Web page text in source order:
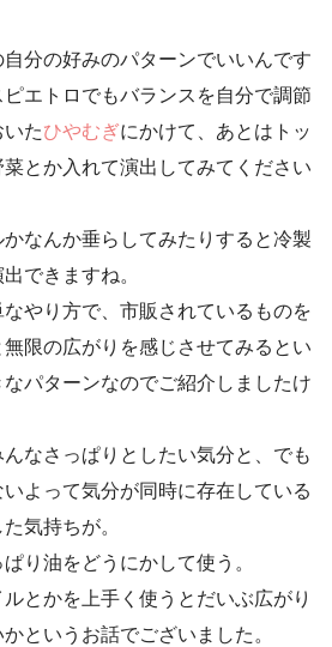
分の好みのパターンでいいんです
エトロでもバランスを自分で調節
たひやむぎにかけて、あとはトッ
とか入れて演出してみてください
なんか垂らしてみたりすると冷製
できますね。
やり方で、市販されているものを
限の広がりを感じさせてみるとい
パターンなのでご紹介しましたけ
なさっぱりとしたい気分と、でも
よって気分が同時に存在している
気持ちが。
り油をどうにかして使う。
とかを上手く使うとだいぶ広がり
というお話でございました。